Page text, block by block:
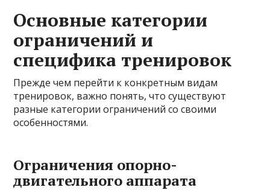
Основные категории
ограничений и
специфика тренировок
Прежде чем перейти к конкретным видам
тренировок, важно понять, что существуют
разные категории ограничений со своими
особенностями.
Ограничения опорно-
двигательного аппарата